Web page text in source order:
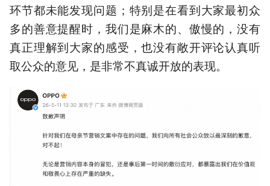
环节都未能发现问题；特别是在看到大家最初众
多的善意提醒时，我们是麻木的、傲慢的，没有
真正理解到大家的感受，也没有敞开评论认真听
取公众的意见，是非常不真诚开放的表现。